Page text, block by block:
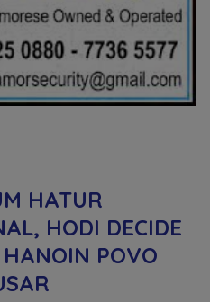
HATUR
HODI DECIDE
POVO